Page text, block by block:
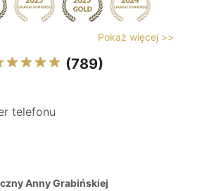
Pokaż więcej >>
(789)
telefonu
Anny Grabińskiej